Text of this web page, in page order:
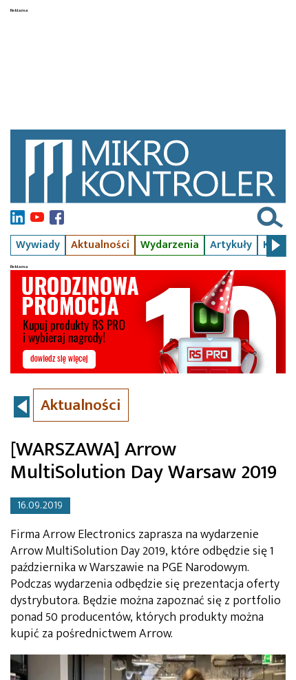
Wywiady Aktualności Wydarzenia Artykuły Kursy
Aktualności
[WARSZAWA] Arrow
MultiSolution Day Warsaw 2019
16.09.2019
Firma Arrow Electronics zaprasza na wydarzenie
Arrow MultiSolution Day 2019, które odbędzie się 1
października w Warszawie na PGE Narodowym.
Podczas wydarzenia odbędzie się prezentacja oferty
dystrybutora. Będzie można zapoznać się z portfolio
ponad 50 producentów, których produkty można
kupić za pośrednictwem Arrow.